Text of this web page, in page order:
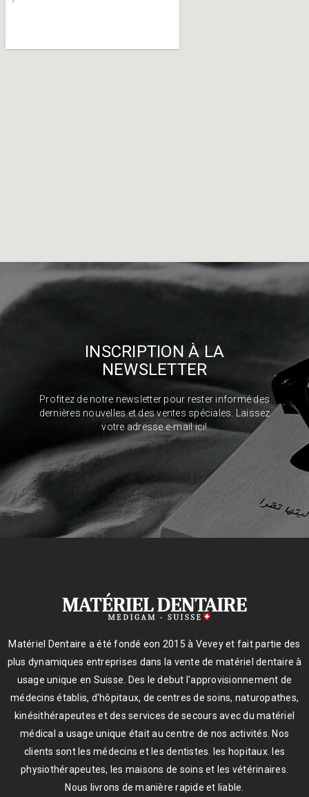
INSCRIPTION À LA
NEWSLETTER
Profitez de notre newsletter pour rester informé des
dernières nouvelles et des ventes spéciales. Laissez
votre adresse e-mail ici!
Matériel Dentaire a été fondé eon 2015 à Vevey et fait partie des
plus dynamiques entreprises dans la vente de matériel dentaire à
usage unique en Suisse. Des le debut l'approvisionnement de
médecins établis, d'hôpitaux, de centres de soins, naturopathes,
kinésithérapeutes et des services de secours avec du matériel
médical a usage unique était au centre de nos activités. Nos
clients sont les médecins et les dentistes. les hopitaux. les
physiothérapeutes, les maisons de soins et les vétérinaires.
Nous livrons de manière rapide et liable.